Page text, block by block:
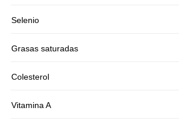
Selenio
Grasas saturadas
Colesterol
Vitamina A